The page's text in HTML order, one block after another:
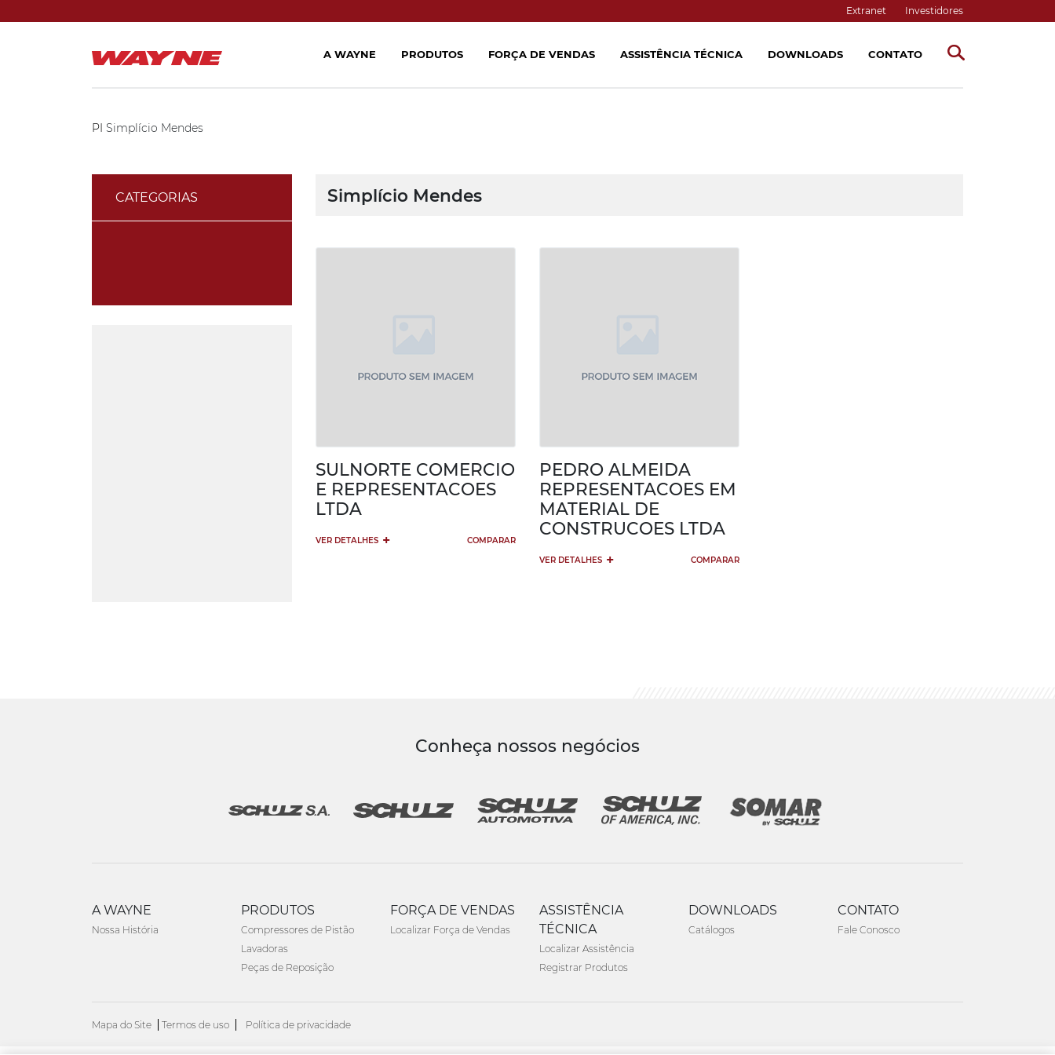
Extranet Investidores
PI Simplício Mendes
CATEGORIAS Simplício Mendes
SULNORTE COMERCIO
E REPRESENTACOES
LTDA
VER DETALHES + COMPARAR
PEDRO ALMEIDA
REPRESENTACOES EM
MATERIAL DE
CONSTRUCOES LTDA
VER DETALHES + COMPARAR
Conheça nossos negócios
A WAYNE
Nossa História
PRODUTOS
Compressores de Pistão
Lavadoras
Peças de Reposição
FORÇA DE VENDAS
Localizar Força de Vendas
ASSISTÊNCIA
TÉCNICA
Localizar Assistência
Registrar Produtos
DOWNLOADS
Catálogos
CONTATO
Fale Conosco
Mapa do Site Termos de uso Política de privacidade
A WAYNE PRODUTOS FORÇA DE VENDAS ASSISTÊNCIA TÉCNICA DOWNLOADS CONTATO